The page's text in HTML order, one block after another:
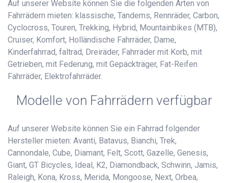
Auf unserer Website können Sie die folgenden Arten von
Fahrrädern mieten: klassische, Tandems, Rennräder, Carbon,
Cyclocross, Touren, Trekking, Hybrid, Mountainbikes (MTB),
Cruiser, Komfort, Holländische Fahrräder, Dame,
Kinderfahrrad, faltrad, Dreiräder, Fahrräder mit Korb, mit
Getrieben, mit Federung, mit Gepäckträger, Fat-Reifen
Fahrräder, Elektrofahrräder.
Modelle von Fahrrädern verfügbar
Auf unserer Website können Sie ein Fahrrad folgender
Hersteller mieten: Avanti, Batavus, Bianchi, Trek,
Cannondale, Cube, Diamant, Felt, Scott, Gazelle, Genesis,
Giant, GT Bicycles, Ideal, K2, Diamondback, Schwinn, Jamis,
Raleigh, Kona, Kross, Merida, Mongoose, Next, Orbea,